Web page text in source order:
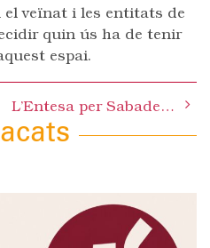
el veïnat i les entitats de
quin ús ha de tenir
espai.
L’Entesa per Sabadell dóna suport a una moció de suport als corresponsals de Catalunya Ràdio